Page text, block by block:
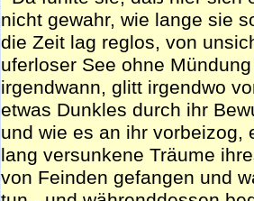
nicht gewahr, wie lange sie
die Zeit lag reglos, von
uferloser See ohne
irgendwann, glitt irgendwo
etwas Dunkles durch ihr
und wie es an ihr vorbeizog,
lang versunkene Träume
von Feinden gefangen und